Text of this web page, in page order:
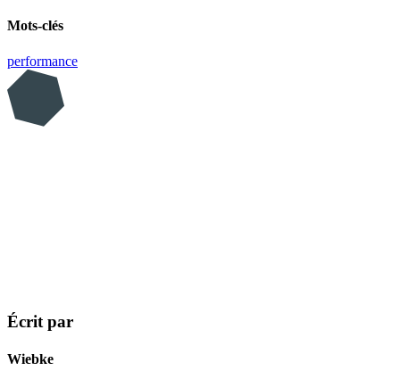
Mots-clés
performance
Écrit par
Wiebke